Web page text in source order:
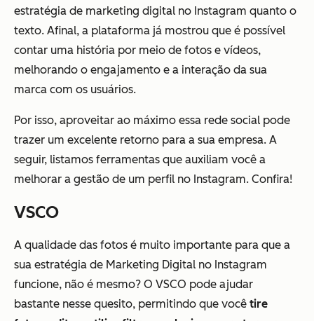
estratégia de marketing digital no Instagram quanto o
texto. Afinal, a plataforma já mostrou que é possível
contar uma história por meio de fotos e vídeos,
melhorando o engajamento e a interação da sua
marca com os usuários.
Por isso, aproveitar ao máximo essa rede social pode
trazer um excelente retorno para a sua empresa. A
seguir, listamos ferramentas que auxiliam você a
melhorar a gestão de um perfil no Instagram. Confira!
VSCO
A qualidade das fotos é muito importante para que a
sua estratégia de Marketing Digital no Instagram
funcione, não é mesmo? O VSCO pode ajudar
bastante nesse quesito, permitindo que você tire